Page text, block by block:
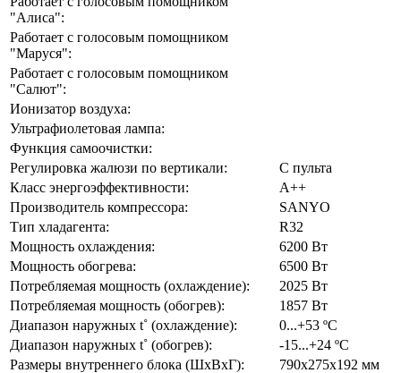
"Алиса":
Работает с голосовым помощником
"Маруся":
Работает с голосовым помощником
"Салют":
Ионизатор воздуха:
Ультрафиолетовая лампа:
Функция самоочистки:
Регулировка жалюзи по вертикали:
С пульта
Класс энергоэффективности:
А++
Производитель компрессора:
SANYO
Тип хладагента:
R32
Мощность охлаждения:
6200 Вт
Мощность обогрева:
6500 Вт
Потребляемая мощность (охлаждение):
2025 Вт
Потребляемая мощность (обогрев):
1857 Вт
Диапазон наружных t˚ (охлаждение):
0...+53 ºС
Диапазон наружных t˚ (обогрев):
-15...+24 ºС
Размеры внутреннего блока (ШхВхГ):
790х275х192 мм